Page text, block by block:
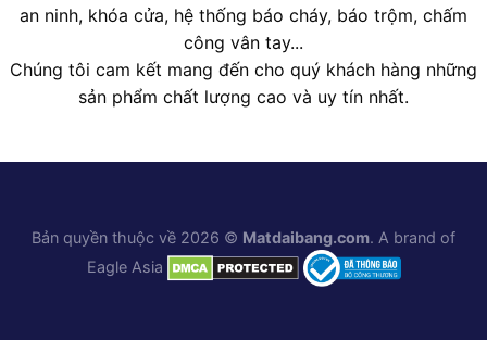
an ninh, khóa cửa, hệ thống báo cháy, báo trộm, chấm
công vân tay...
Chúng tôi cam kết mang đến cho quý khách hàng những
sản phẩm chất lượng cao và uy tín nhất.
Bản quyền thuộc về 2026 © Matdaibang.com. A brand of
Eagle Asia